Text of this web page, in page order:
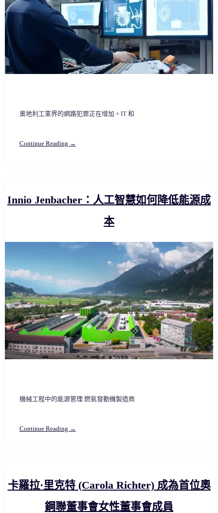
奧地利工業界的網路犯罪正在增加。IT 和
Continue Reading →
Innio Jenbacher：人工智慧如何降低能源成
本
機械工程中的能源管理 燃氣發動機製造商
Continue Reading →
卡羅拉·里克特 (Carola Richter) 成為首位奧
鋼聯董事會女性董事會成員